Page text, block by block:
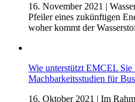
16. November 2021 |
Pfeiler eines zukünftigen
woher kommt der
Wie unterstützt EMCEL Sie
Machbarkeitsstudien für
16. Oktober 2021 | Im